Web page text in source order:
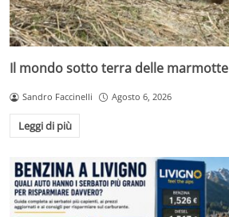
Il mondo sotto terra delle marmotte
Sandro Faccinelli Agosto 6, 2026
Leggi di più